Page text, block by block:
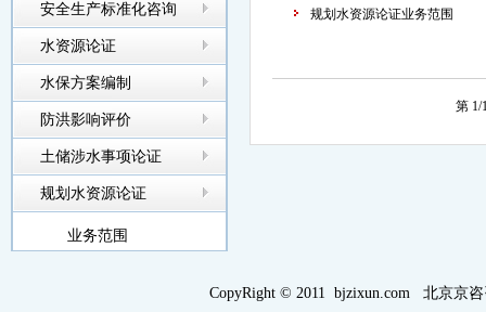
安全生产标准化咨询
水资源论证
水保方案编制
防洪影响评价
土储涉水事项论证
规划水资源论证
业务范围
规划水资源论证业务范围
第
CopyRight © 2011 bjzixun.com 北京